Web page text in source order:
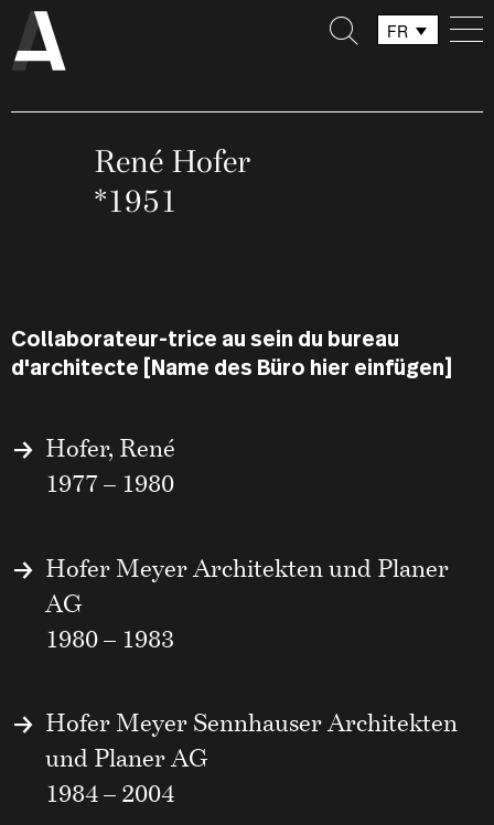
FR
René Hofer
*1951
Collaborateur-trice au sein du bureau
d'architecte [Name des Büro hier einfügen]
Hofer, René
1977 – 1980
Hofer Meyer Architekten und Planer
AG
1980 – 1983
Hofer Meyer Sennhauser Architekten
und Planer AG
1984 – 2004